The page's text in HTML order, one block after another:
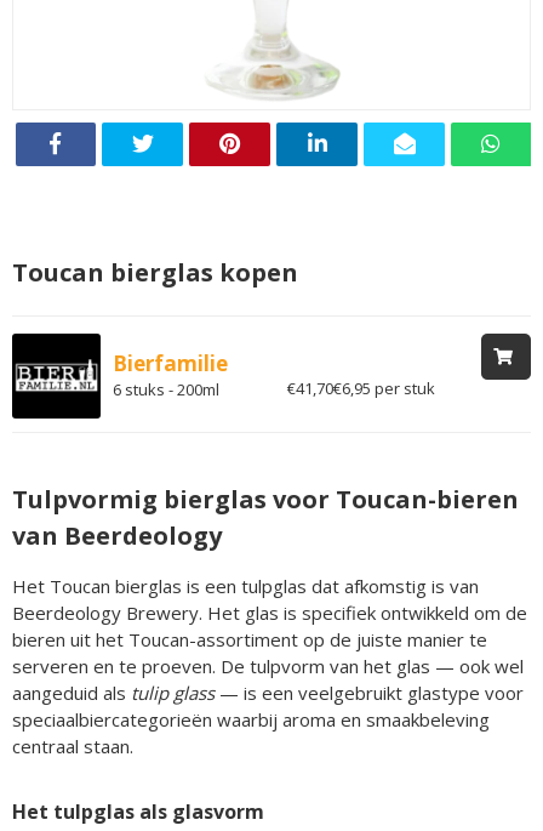
Toucan bierglas kopen
Bierfamilie
6 stuks - 200ml €41,70€6,95 per stuk
Tulpvormig bierglas voor Toucan-bieren
van Beerdeology
Het Toucan bierglas is een tulpglas dat afkomstig is van
Beerdeology Brewery. Het glas is specifiek ontwikkeld om de
bieren uit het Toucan-assortiment op de juiste manier te
serveren en te proeven. De tulpvorm van het glas — ook wel
aangeduid als tulip glass— is een veelgebruikt glastype voor
speciaalbiercategorieën waarbij aroma en smaakbeleving
centraal staan.
Het tulpglas als glasvorm